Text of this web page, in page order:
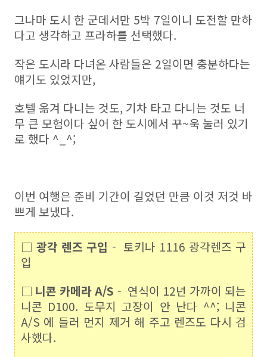
그나마 도시 한 군데서만 5박 7일이니 도전할 만하
다고 생각하고 프라하를 선택했다.
작은 도시라 다녀온 사람들은 2일이면 충분하다는
얘기도 있었지만,
호텔 옮겨 다니는 것도, 기차 타고 다니는 것도 너
무 큰 모험이다 싶어 한 도시에서 꾸~욱 눌러 있기
로 했다 ^_^;
이번 여행은 준비 기간이 길었던 만큼 이것 저것 바
쁘게 보냈다.
□광각 렌즈 구입 - 토키나 1116 광각렌즈 구
입
□ 니콘 카메라 A/S - 연식이 12년 가까이 되는
니콘 D100. 도무지 고장이 안 난다 ^^; 니콘
A/S 에 들러 먼지 제거 해 주고 렌즈도 다시 검
사했다.